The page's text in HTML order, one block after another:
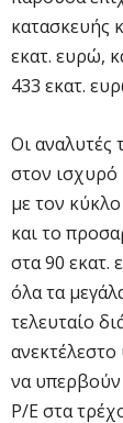
κατασκευής
εκατ. ευρώ,
433 εκατ.
Οι αναλυτές
στον ισχυρό
με τον
και το
στα 90 εκατ.
όλα τα
τελευταίο
να υπερβούν
P/E στα